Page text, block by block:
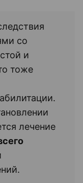
со
и
тоже
лечение